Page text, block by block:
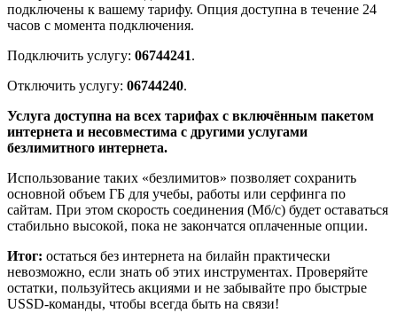
подключены к вашему тарифу. Опция доступна в течение 24
часов с момента подключения.
Подключить услугу: 06744241.
Отключить услугу: 06744240.
Услуга доступна на всех тарифах с включённым пакетом
интернета и несовместима с другими услугами
безлимитного интернета.
Использование таких «безлимитов» позволяет сохранить
основной объем ГБ для учебы, работы или серфинга по
сайтам. При этом скорость соединения (Мб/с) будет оставаться
стабильно высокой, пока не закончатся оплаченные опции.
Итог: остаться без интернета на билайн практически
невозможно, если знать об этих инструментах. Проверяйте
остатки, пользуйтесь акциями и не забывайте про быстрые
USSD-команды, чтобы всегда быть на связи!